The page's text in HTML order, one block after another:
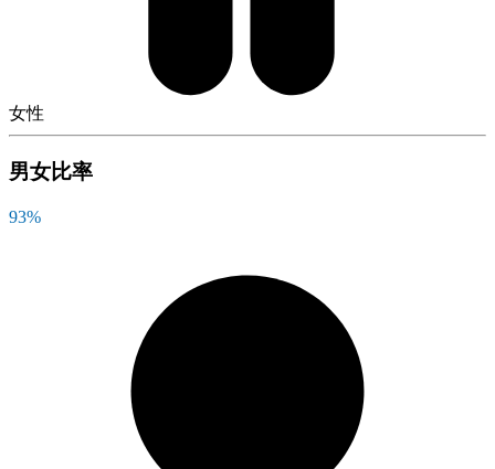
女性
男女比率
93%